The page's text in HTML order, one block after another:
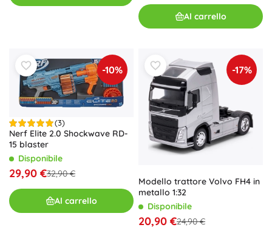
Al carrello
-10%
(3)
Nerf Elite 2.0 Shockwave RD-
15 blaster
Disponibile
29,90 €32,90 €
Al carrello
-17%
Modello trattore Volvo FH4 in
metallo 1:32
Disponibile
20,90 €24,90 €